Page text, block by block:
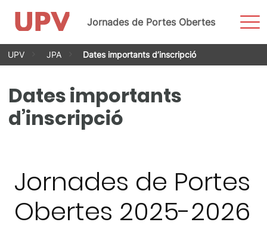
Vés
Jornades de Portes Obertes
UPV JPA Dates importants d’inscripció
Dates importants
d’inscripció
Jornades de Portes
Obertes 2025-2026